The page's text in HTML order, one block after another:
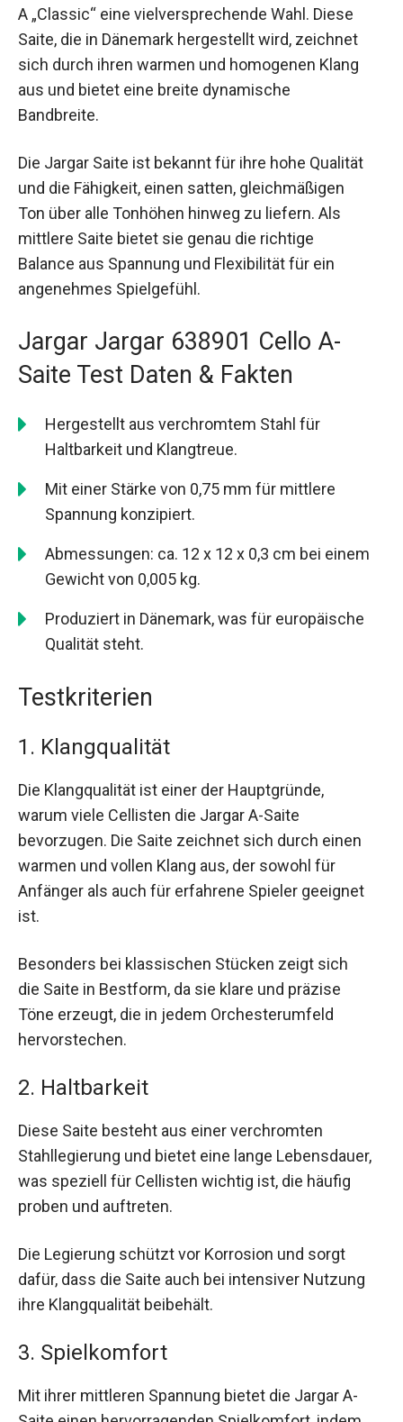
A „Classic“ eine vielversprechende Wahl. Diese
Saite, die in Dänemark hergestellt wird, zeichnet
sich durch ihren warmen und homogenen Klang
aus und bietet eine breite dynamische
Bandbreite.
Die Jargar Saite ist bekannt für ihre hohe Qualität
und die Fähigkeit, einen satten, gleichmäßigen
Ton über alle Tonhöhen hinweg zu liefern. Als
mittlere Saite bietet sie genau die richtige
Balance aus Spannung und Flexibilität für ein
angenehmes Spielgefühl.
Jargar Jargar 638901 Cello A-
Saite Test Daten & Fakten
Hergestellt aus verchromtem Stahl für
Haltbarkeit und Klangtreue.
Mit einer Stärke von 0,75 mm für mittlere
Spannung konzipiert.
Abmessungen: ca. 12 x 12 x 0,3 cm bei einem
Gewicht von 0,005 kg.
Produziert in Dänemark, was für europäische
Qualität steht.
Testkriterien
1. Klangqualität
Die Klangqualität ist einer der Hauptgründe,
warum viele Cellisten die Jargar A-Saite
bevorzugen. Die Saite zeichnet sich durch einen
warmen und vollen Klang aus, der sowohl für
Anfänger als auch für erfahrene Spieler geeignet
ist.
Besonders bei klassischen Stücken zeigt sich
die Saite in Bestform, da sie klare und präzise
Töne erzeugt, die in jedem Orchesterumfeld
hervorstechen.
2. Haltbarkeit
Diese Saite besteht aus einer verchromten
Stahllegierung und bietet eine lange Lebensdauer,
was speziell für Cellisten wichtig ist, die häufig
proben und auftreten.
Die Legierung schützt vor Korrosion und sorgt
dafür, dass die Saite auch bei intensiver Nutzung
ihre Klangqualität beibehält.
3. Spielkomfort
Mit ihrer mittleren Spannung bietet die Jargar A-